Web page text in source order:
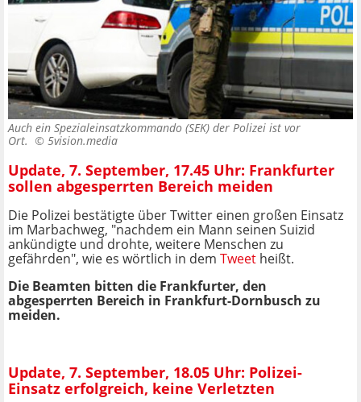
Auch ein Spezialeinsatzkommando (SEK) der Polizei ist vor
Ort. © 5vision.media
Update, 7. September, 17.45 Uhr: Frankfurter
sollen abgesperrten Bereich meiden
Die Polizei bestätigte über Twitter einen großen Einsatz
im Marbachweg, "nachdem ein Mann seinen Suizid
ankündigte und drohte, weitere Menschen zu
gefährden", wie es wörtlich in dem Tweet heißt.
Die Beamten bitten die Frankfurter, den
abgesperrten Bereich in Frankfurt-Dornbusch zu
meiden.
Update, 7. September, 18.05 Uhr: Polizei-
Einsatz erfolgreich, keine Verletzten